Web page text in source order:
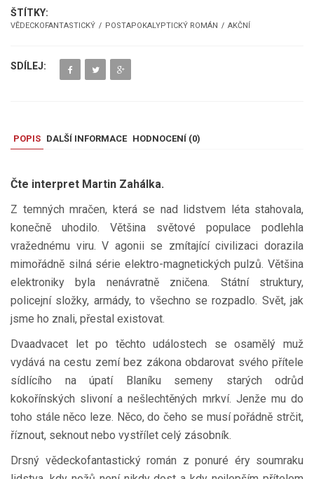
ŠTÍTKY:
VĚDECKOFANTASTICKÝ POSTAPOKALYPTICKÝ ROMÁN AKČNÍ
SDÍLEJ:
POPIS DALŠÍ INFORMACE HODNOCENÍ (0)
Čte interpret Martin Zahálka.
Z temných mračen, která se nad lidstvem léta stahovala,
konečně uhodilo. Většina světové populace podlehla
vražednému viru. V agonii se zmítající civilizaci dorazila
mimořádně silná série elektro-magnetických pulzů. Většina
elektroniky byla nenávratně zničena. Státní struktury,
policejní složky, armády, to všechno se rozpadlo. Svět, jak
jsme ho znali, přestal existovat.
Dvaadvacet let po těchto událostech se osamělý muž
vydává na cestu zemí bez zákona obdarovat svého přítele
sídlícího na úpatí Blaníku semeny starých odrůd
kokořínských slivoní a nešlechtěných mrkví. Jenže mu do
toho stále něco leze. Něco, do čeho se musí pořádně strčit,
říznout, seknout nebo vystřílet celý zásobník.
Drsný vědeckofantastický román z ponuré éry soumraku